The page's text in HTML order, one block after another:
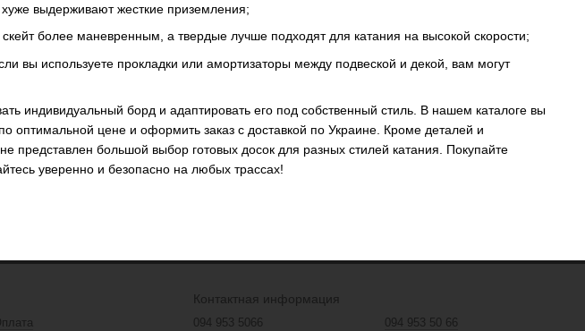
выдерживают жесткие приземления;
более маневренным, а твердые лучше подходят для катания на высокой скорости;
вы используете прокладки или амортизаторы между подвеской и декой, вам могут
индивидуальный борд и адаптировать его под собственный стиль. В нашем каталоге вы
оптимальной цене и оформить заказ с доставкой по Украине. Кроме деталей и
представлен большой выбор готовых досок для разных стилей катания. Покупайте
уверенно и безопасно на любых трассах!
Контактная информация
094 953 5066 094 953 50 66